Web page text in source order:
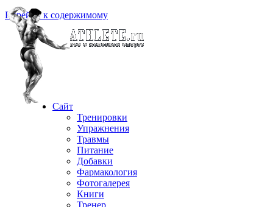
Перейти к содержимому
Сайт
Тренировки
Упражнения
Травмы
Питание
Добавки
Фармакология
Фотогалерея
Книги
Тренер